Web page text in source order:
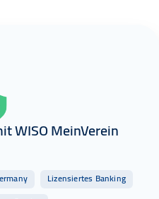
WISO MeinVerein
Lizensiertes Banking